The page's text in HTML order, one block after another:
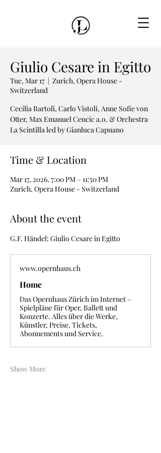
Giulio Cesare in Egitto
Tue, Mar 17
  |
Zurich, Opera House -
Switzerland
Cecilia Bartoli, Carlo Vistoli, Anne Sofie von
Otter, Max Emanuel Cencic a.o. & Orchestra
La Scintilla led by Gianluca Capuano
Time & Location
Mar 17, 2026, 7:00 PM – 11:50 PM
Zurich, Opera House - Switzerland
About the event
G.F. Händel: Giulio Cesare in Egitto
www.opernhaus.ch
Home
Das Opernhaus Zürich im Internet –
Spielpläne für Oper, Ballett und
Konzerte. Alles über die Werke,
Künstler, Preise, Tickets,
Abonnements und Service.
Show More